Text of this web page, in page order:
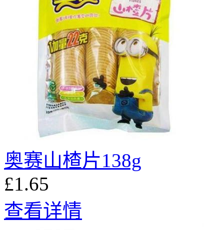
奥赛山楂片138g
£1.65
查看详情